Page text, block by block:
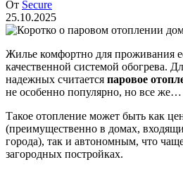
От Secure
25.10.2025
Жилье комфортно для проживания
качественной системой обогрева.
надежных считается паровое
не особенно популярно, но все же…
Такое отопление может быть как
(преимущественно в домах,
города), так и автономным, что чаще
загородных постройках.